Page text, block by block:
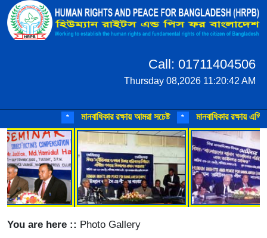
Call: 01711404506
Thursday 08,2026 11:20:42 AM
মানবাধিকার রক্ষায় আমরা সচেষ্ট মানবাধিকার রক্ষায়
You are here :: Photo Gallery